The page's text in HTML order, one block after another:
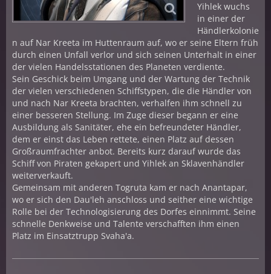
Yihlek wuchs
in einer der
Händlerkolonie
n auf Nar Kreeta im Huttenraum auf, wo er seine Eltern früh
durch einen Unfall verlor und sich seinen Unterhalt in einer
der vielen Handelsstationen des Planeten verdiente.
Sein Geschick beim Umgang und der Wartung der Technik
der vielen verschiedenen Schiffstypen, die die Händler von
und nach Nar Kreeta brachten, verhalfen ihm schnell zu
einer besseren Stellung. Im Zuge dieser begann er eine
Ausbildung als Sanitäter, ehe ein befreundeter Händler,
dem er einst das Leben rettete, einen Platz auf dessen
Großraumfrachter anbot. Bereits kurz darauf wurde das
Schiff von Piraten gekapert und Yihlek an Sklavenhändler
weiterverkauft.
Gemeinsam mit anderen Togruta kam er nach Anantapar,
wo er sich den Dau'leh anschloss und seither eine wichtige
Rolle bei der Technologisierung des Dorfes einnimmt. Seine
schnelle Denkweise und Talente verschafften ihm einen
Platz im Einsatztrupp Svaha'a.